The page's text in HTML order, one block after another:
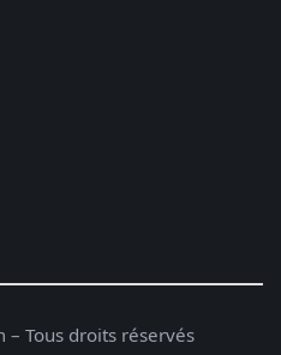
Tous droits réservés